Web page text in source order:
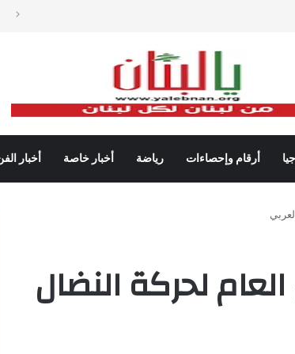
في أميركا رغم تراجع عدد مرتادي دور السينما
أرقام وإحصاءات رياضة أخبار خاصة أخبار
لحركة النضال